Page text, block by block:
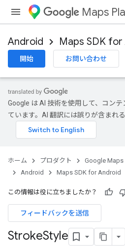
Maps
Android Maps SDK
開始 お問い合わせ
Google は AI 技術を使用して、コン
ています。AI 翻訳には誤りが含まれ
ホーム プロダクト Google Maps
Android
Maps SDK for Android
この情報は役に立ちましたか？
フィードバックを送信
StrokeStyle